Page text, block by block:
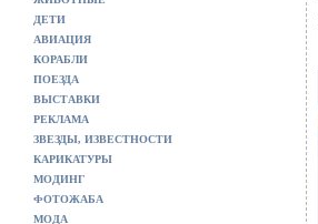
ДЕТИ
АВИАЦИЯ
КОРАБЛИ
ПОЕЗДА
ВЫСТАВКИ
РЕКЛАМА
ЗВЕЗДЫ, ИЗВЕСТНОСТИ
КАРИКАТУРЫ
МОДИНГ
ФОТОЖАБА
МОДА